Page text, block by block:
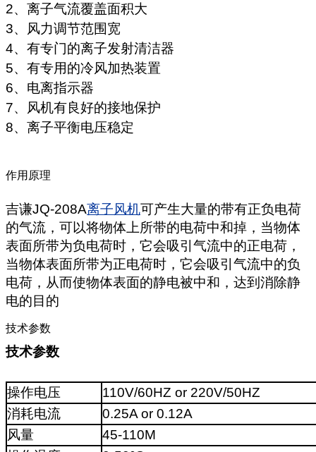
2、离子气流覆盖面积大
3、风力调节范围宽
4、有专门的离子发射清洁器
5、有专用的冷风加热装置
6、电离指示器
7、风机有良好的接地保护
8、离子平衡电压稳定
作用原理
吉谦JQ-208A离子风机可产生大量的带有正负电荷
的气流，可以将物体上所带的电荷中和掉，当物体
表面所带为负电荷时，它会吸引气流中的正电荷，
当物体表面所带为正电荷时，它会吸引气流中的负
电荷，从而使物体表面的静电被中和，达到消除静
电的目的
技术参数
技术参数
操作电压
110V/60HZ or 220V/50HZ
消耗电流
0.25A or 0.12A
风量
45-110M